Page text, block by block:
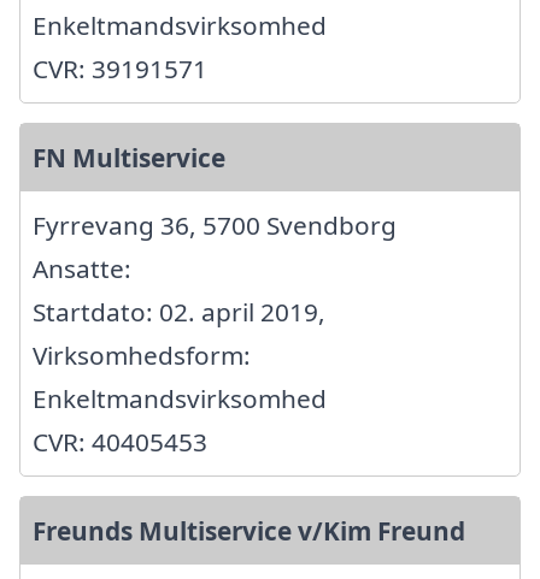
Enkeltmandsvirksomhed
CVR: 39191571
FN Multiservice
Fyrrevang 36, 5700 Svendborg
Ansatte:
Startdato: 02. april 2019,
Virksomhedsform:
Enkeltmandsvirksomhed
CVR: 40405453
Freunds Multiservice v/Kim Freund